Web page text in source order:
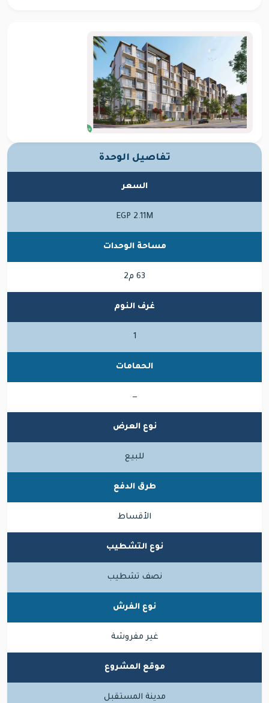
تفاصيل الوحدة
السعر
EGP 2.11M
مساحة الوحدات
63 م2
غرف النوم
1
الحمامات
—
نوع العرض
للبيع
طرق الدفع
الأقساط
نوع التشطيب
نصف تشطيب
نوع الفرش
غير مفروشة
موقع المشروع
مدينة المستقبل